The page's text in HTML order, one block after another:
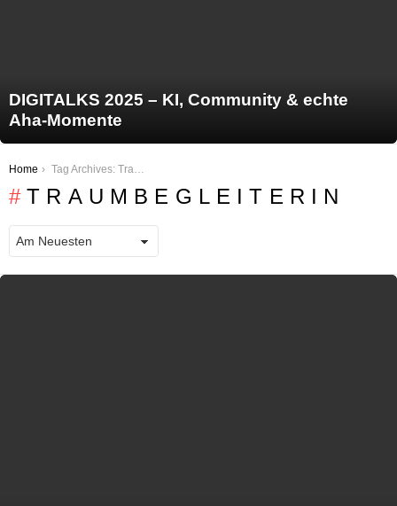
DIGITALKS 2025 – KI, Community & echte
Aha-Momente
You are here:
Home Tag Archives: Traumbegleiterin
TRAUMBEGLEITERIN